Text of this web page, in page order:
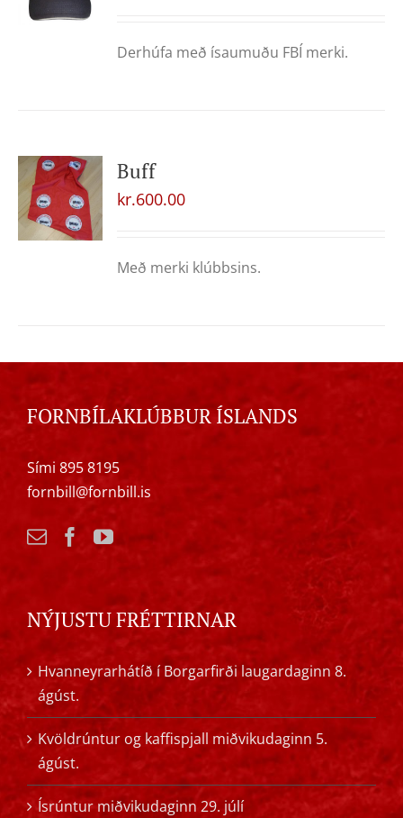
Derhúfa með ísaumuðu FBÍ merki.
Buff
kr.600.00
Með merki klúbbsins.
FORNBÍLAKLÚBBUR ÍSLANDS
Sími 895 8195
fornbill@fornbill.is
NÝJUSTU FRÉTTIRNAR
Hvanneyrarhátíð í Borgarfirði laugardaginn 8.
ágúst.
Kvöldrúntur og kaffispjall miðvikudaginn 5.
ágúst.
Ísrúntur miðvikudaginn 29. júlí